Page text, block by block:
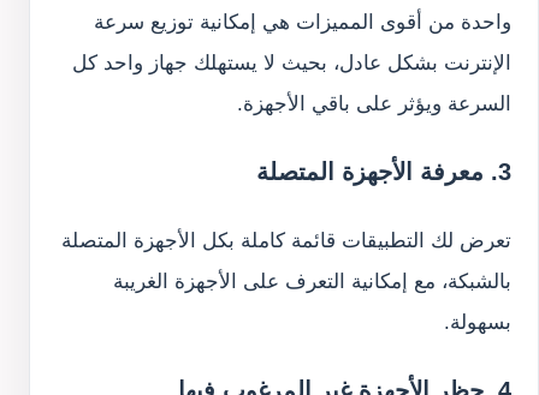
واحدة من أقوى المميزات هي إمكانية توزيع سرعة
الإنترنت بشكل عادل، بحيث لا يستهلك جهاز واحد كل
السرعة ويؤثر على باقي الأجهزة.
3. معرفة الأجهزة المتصلة
تعرض لك التطبيقات قائمة كاملة بكل الأجهزة المتصلة
بالشبكة، مع إمكانية التعرف على الأجهزة الغريبة
بسهولة.